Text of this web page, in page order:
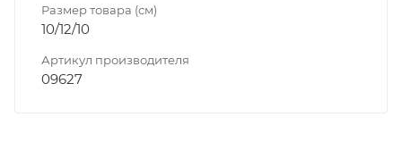
Размер товара (см)
10/12/10
Артикул производителя
09627